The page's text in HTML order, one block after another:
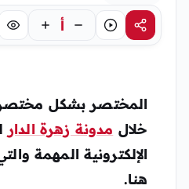
مشاركةاستماع أ
المختصر بشكل
خلال مدونة زهرة الدار
الإلكترونية المهمة
هنا.